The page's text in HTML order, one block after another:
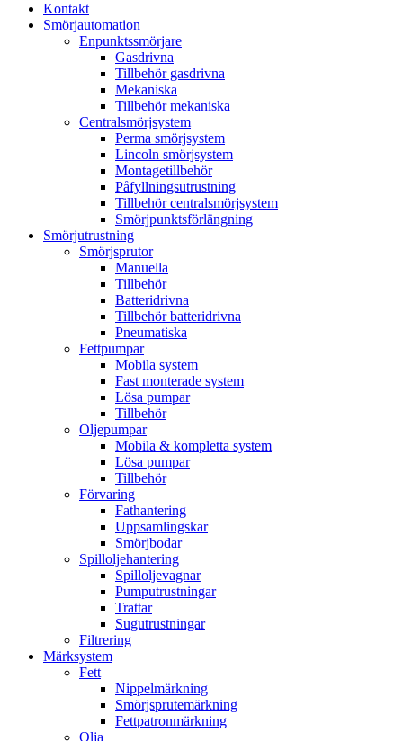
Kontakt
Smörjautomation
Enpunktssmörjare
Gasdrivna
Tillbehör gasdrivna
Mekaniska
Tillbehör mekaniska
Centralsmörjsystem
Perma smörjsystem
Lincoln smörjsystem
Montagetillbehör
Påfyllningsutrustning
Tillbehör centralsmörjsystem
Smörjpunktsförlängning
Smörjutrustning
Smörjsprutor
Manuella
Tillbehör
Batteridrivna
Tillbehör batteridrivna
Pneumatiska
Fettpumpar
Mobila system
Fast monterade system
Lösa pumpar
Tillbehör
Oljepumpar
Mobila & kompletta system
Lösa pumpar
Tillbehör
Förvaring
Fathantering
Uppsamlingskar
Smörjbodar
Spilloljehantering
Spilloljevagnar
Pumputrustningar
Trattar
Sugutrustningar
Filtrering
Märksystem
Fett
Nippelmärkning
Smörjsprutemärkning
Fettpatronmärkning
Olja